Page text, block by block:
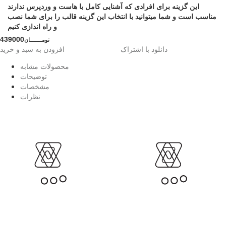
این گزینه برای افرادی که آشنایی کامل با هاست و وردپرس ندارند
مناسب است و شما میتوانید با انتخاب این گزینه قالب را برای شما نصب
و راه اندازی کنیم
439000تومــــــــان
افزودن به سبد و خرید
دانلود با اشتراک
محصولات مشابه
توضیحات
مشخصات
نظرات